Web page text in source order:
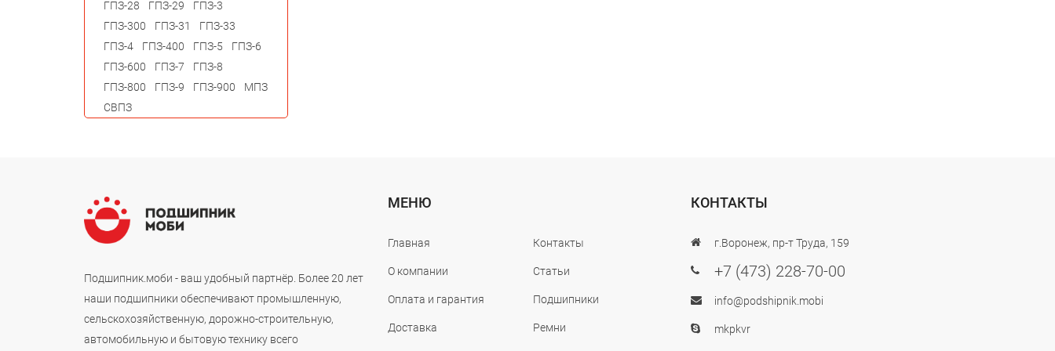
ГПЗ-28
ГПЗ-29
ГПЗ-3
ГПЗ-300
ГПЗ-31
ГПЗ-33
ГПЗ-4
ГПЗ-400 ГПЗ-5
ГПЗ-6
ГПЗ-600
ГПЗ-7
ГПЗ-8
ГПЗ-800
ГПЗ-9 ГПЗ-900
МПЗ
СВПЗ
Подшипник.моби - ваш удобный партнёр. Более 20 лет
наши подшипники обеспечивают промышленную,
сельскохозяйственную, дорожно-строительную,
автомобильную и бытовую технику всего
МЕНЮ
Главная
О компании
Оплата и гарантия
Доставка
Контакты
Статьи
Подшипники
Ремни
КОНТАКТЫ
г.Воронеж, пр-т Труда, 159
+7 (473) 228-70-00
info@podshipnik.mobi
mkpkvr